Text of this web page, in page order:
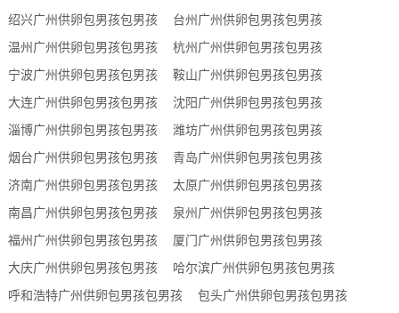
绍兴广州供卵包男孩包男孩
台州广州供卵包男孩包男孩
温州广州供卵包男孩包男孩
杭州广州供卵包男孩包男孩
宁波广州供卵包男孩包男孩
鞍山广州供卵包男孩包男孩
大连广州供卵包男孩包男孩
沈阳广州供卵包男孩包男孩
淄博广州供卵包男孩包男孩
潍坊广州供卵包男孩包男孩
烟台广州供卵包男孩包男孩
青岛广州供卵包男孩包男孩
济南广州供卵包男孩包男孩
太原广州供卵包男孩包男孩
南昌广州供卵包男孩包男孩
泉州广州供卵包男孩包男孩
福州广州供卵包男孩包男孩
厦门广州供卵包男孩包男孩
大庆广州供卵包男孩包男孩
哈尔滨广州供卵包男孩包男孩
呼和浩特广州供卵包男孩包男孩
包头广州供卵包男孩包男孩